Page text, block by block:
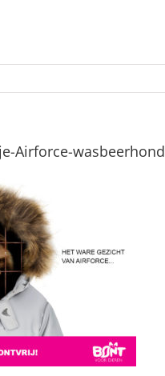
Airforce-wasbeerhond